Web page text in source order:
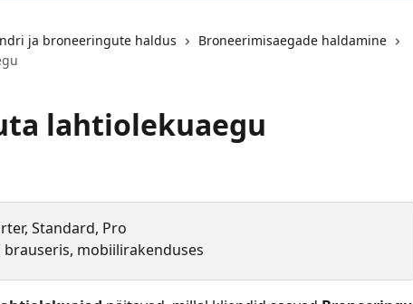
ja broneeringute haldus
Broneerimisaegade haldamine
lahtiolekuaegu
Standard, Pro
brauseris, mobiilirakenduses